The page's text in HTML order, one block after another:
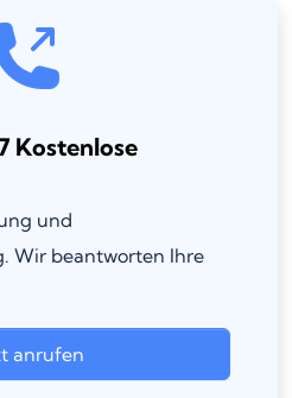
Kostenlose
und
Wir beantworten Ihre
anrufen